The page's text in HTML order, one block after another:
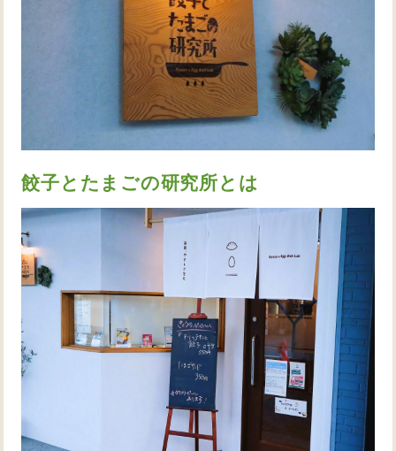
餃子とたまごの研究所とは